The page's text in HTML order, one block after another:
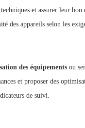
et assurer leur bon
des appareils selon les
des équipements ou
et proposer des
de suivi.